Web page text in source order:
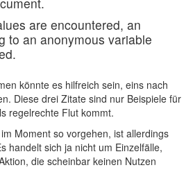
are encountered, an
to an anonymous variable
könnte es hilfreich sein, eins nach
Diese drei Zitate sind nur Beispiele für
regelrechte Flut kommt.
Moment so vorgehen, ist allerdings
handelt sich ja nicht um Einzelfälle,
die scheinbar keinen Nutzen